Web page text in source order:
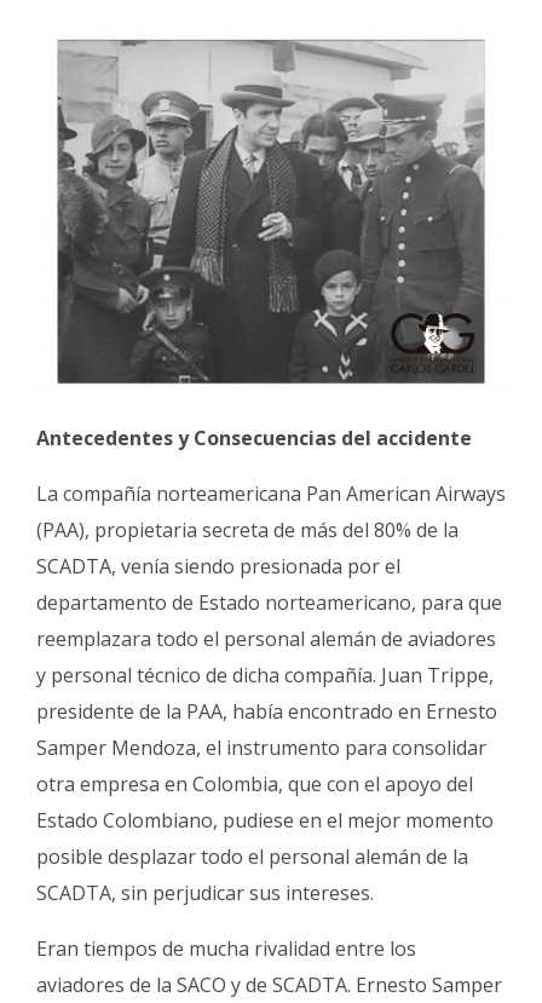
Antecedentes y Consecuencias del accidente
La compañía norteamericana Pan American Airways
(PAA), propietaria secreta de más del 80% de la
SCADTA, venía siendo presionada por el
departamento de Estado norteamericano, para que
reemplazara todo el personal alemán de aviadores
y personal técnico de dicha compañía. Juan Trippe,
presidente de la PAA, había encontrado en Ernesto
Samper Mendoza, el instrumento para consolidar
otra empresa en Colombia, que con el apoyo del
Estado Colombiano, pudiese en el mejor momento
posible desplazar todo el personal alemán de la
SCADTA, sin perjudicar sus intereses.
Eran tiempos de mucha rivalidad entre los
aviadores de la SACO y de SCADTA. Ernesto Samper